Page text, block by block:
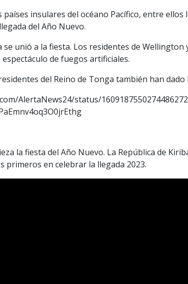
países insulares del océano Pacífico, entre
del Año Nuevo.
se unió a la fiesta. Los residentes de Wellington
de fuegos artificiales.
del Reino de Tonga también han
AlertaNews24/status/
la fiesta del Año Nuevo. La República de
primeros en celebrar la llegada 2023.